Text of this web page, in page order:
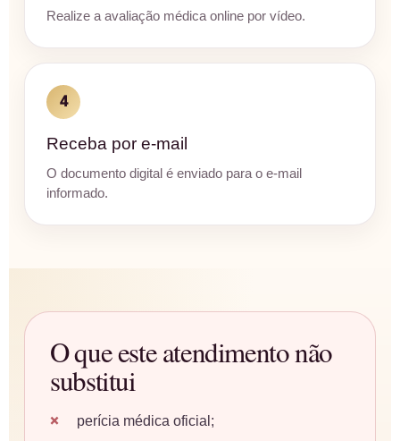
Realize a avaliação médica online por vídeo.
4
Receba por e-mail
O documento digital é enviado para o e-mail
informado.
O que este atendimento não
substitui
perícia médica oficial;